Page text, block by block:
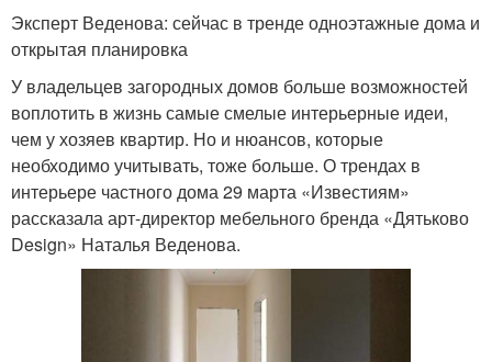
Эксперт Веденова: сейчас в тренде одноэтажные дома и
открытая планировка
У владельцев загородных домов больше возможностей
воплотить в жизнь самые смелые интерьерные идеи,
чем у хозяев квартир. Но и нюансов, которые
необходимо учитывать, тоже больше. О трендах в
интерьере частного дома 29 марта «Известиям»
рассказала арт-директор мебельного бренда «Дятьково
Design» Наталья Веденова.